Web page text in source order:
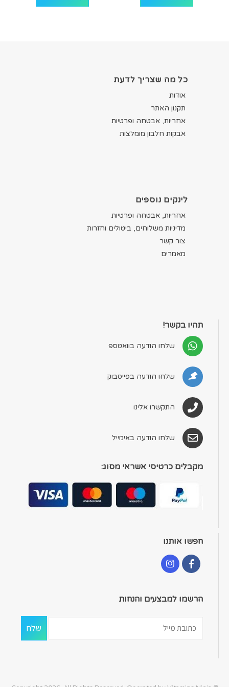
כל מה שצריך לדעת
אודות
תקנון האתר
אחריות, אבטחה ופרטיות
אבקות חלבון מומלצות
לינקים נוספים
אחריות, אבטחה ופרטיות
מדיניות משלוחים, ביטולים וחזרות
צור קשר
מאמרים
תהיו בקשר!
שלחו הודעה בוואטספ
שלחו הודעה בפייסבוק
התקשרו אלינו
שלחו הודעה באימייל
מקבלים כרטיסי אשראי מסוג:
חפשו אותנו
הרשמו למבצעים והנחות